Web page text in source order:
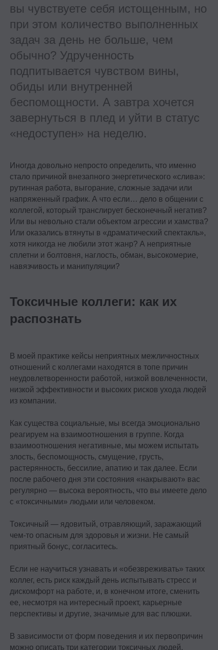
вы чувствуете себя истощенным, но
при этом количество выполненных
задач за день не больше, чем
обычно? Удрученность
подпитывается чувством вины,
обиды или внутренней
беспомощности. А завтра хочется
завернуться в плед и уйти в статус
«недоступен» на неделю.
Иногда довольно непросто определить, что именно
стало причиной внезапного энергетического «слива»:
рутинная работа, выгорание, сложные задачи или
напряженный график. А что если… дело в общении с
коллегой, который транслирует бесконечный негатив?
Или вы невольно стали объектом агрессии и хамства?
Или оказались втянуты в «драматический спектакль»,
хотя никогда не любили этот жанр? А неприятные
сплетни и болтовня, наглость, обман, высокомерие,
навязчивость и манипуляции?
Токсичные коллеги: как их
распознать
В моей практике кейсы неприятных межличностных
отношений с коллегами находятся в топе причин
неудовлетворенности работой, низкой вовлеченности,
низкой эффективности и высоких рисков ухода людей
из компании.
Как существа социальные, мы всегда эмоционально
реагируем на взаимоотношения в группе. Когда
взаимоотношения негативные, мы можем испытать
злость, беспомощность, смущение, грусть,
растерянность, бессилие, апатию и так далее. Если
после рабочего дня эти состояния «накрывают» вас
регулярно — высока вероятность, что вы имеете дело
с «токсичными» людьми или человеком.
Токсичный — ядовитый, отравляющий, заражающий
чем-то опасным для здоровья и жизни. Не самый
приятный бонус, согласитесь.
Если не научиться узнавать и «обезвреживать» таких
коллег, есть риск каждый день испытывать стресс и
дискомфорт на работе, и, в конечном итоге, сменить
ее, несмотря на интересный проект, карьерные
перспективы и другие, значимые для вас плюшки.
В зависимости от форм поведения и их первопричин
можно описать три категории токсичных людей,